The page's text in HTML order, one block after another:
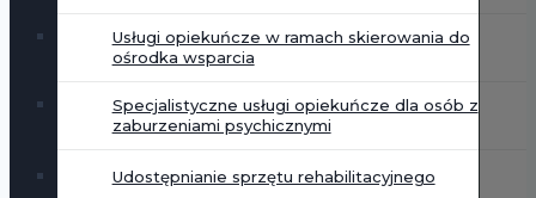
Usługi opiekuńcze w ramach skierowania do
ośrodka wsparcia
Specjalistyczne usługi opiekuńcze dla osób z
zaburzeniami psychicznymi
Udostępnianie sprzętu rehabilitacyjnego